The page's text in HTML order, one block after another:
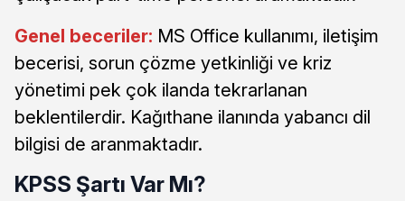
Genel beceriler: MS Office kullanımı, iletişim
becerisi, sorun çözme yetkinliği ve kriz
yönetimi pek çok ilanda tekrarlanan
beklentilerdir. Kağıthane ilanında yabancı dil
bilgisi de aranmaktadır.
KPSS Şartı Var Mı?